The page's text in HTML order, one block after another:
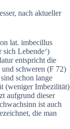
nach aktueller
lat. imbecillus
sich Lebende‘)
entspricht die
schweren (F 72)
schon lange
(weniger Imbezilität)
aufgrund dieser
ist auch
die man